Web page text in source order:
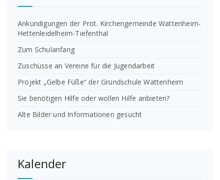
Ankündigungen der Prot. Kirchengemeinde Wattenheim-
Hettenleidelheim-Tiefenthal
Zum Schulanfang
Zuschüsse an Vereine für die Jugendarbeit
Projekt „Gelbe Füße“ der Grundschule Wattenheim
Sie benötigen Hilfe oder wollen Hilfe anbieten?
Alte Bilder und Informationen gesucht
Kalender